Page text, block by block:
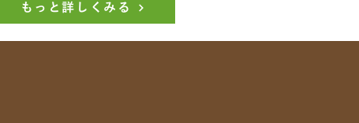
もっと詳しくみる